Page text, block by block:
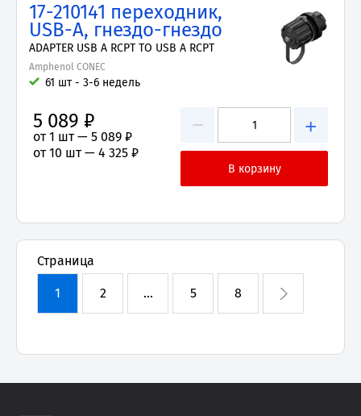
17-210141 переходник,
USB-A, гнездо-гнездо
ADAPTER USB A RCPT TO USB A RCPT
Amphenol CONEC
61 шт - 3-6 недель
− +
5 089 ₽
от 1 шт — 5 089 ₽
от 10 шт — 4 325 ₽
Страница
1 2 ... 5 8